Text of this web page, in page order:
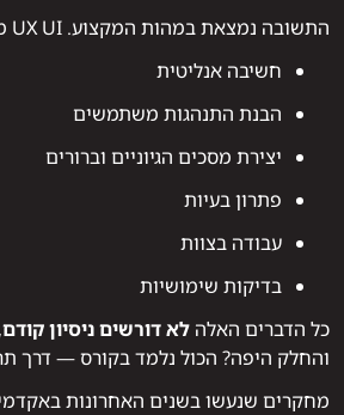
התשובה נמצאת במהות המקצוע. UX UI מבוסס על:
חשיבה אנליטית
הבנת התנהגות משתמשים
יצירת מסכים הגיוניים וברורים
פתרון בעיות
עבודה בצוות
בדיקות שימושיות
כל הדברים האלה לא דורשים ניסיון קודם
והחלק היפה? הכול נלמד בקורס — דרך
מחקרים שנעשו בשנים האחרונות